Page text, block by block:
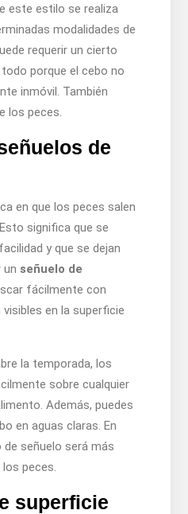
este estilo se realiza
modalidades de
requerir un cierto
porque el cebo no
inmóvil. También
los peces.
de
en que los peces salen
significa que se
y que se dejan
un señuelo de
fácilmente con
en la superficie
la temporada, los
sobre cualquier
Además, puedes
en aguas claras. En
señuelo será más
peces.
superficie